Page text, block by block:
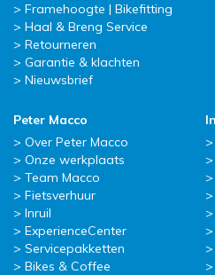
Framehoogte | Bikefitting
Haal & Breng Service
Retourneren
Garantie & klachten
Nieuwsbrief
Peter Macco
Over Peter Macco
Onze werkplaats
Team Macco
Fietsverhuur
Inruil
ExperienceCenter
Servicepakketten
Bikes & Coffee